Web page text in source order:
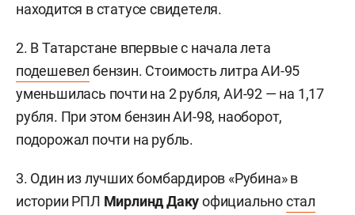
находится в статусе свидетеля.
2. В Татарстане впервые с начала лета
подешевел бензин. Стоимость литра АИ-95
уменьшилась почти на 2 рубля, АИ-92 — на 1,17
рубля. При этом бензин АИ-98, наоборот,
подорожал почти на рубль.
3. Один из лучших бомбардиров «Рубина» в
истории РПЛ Мирлинд Дакуофициальностал